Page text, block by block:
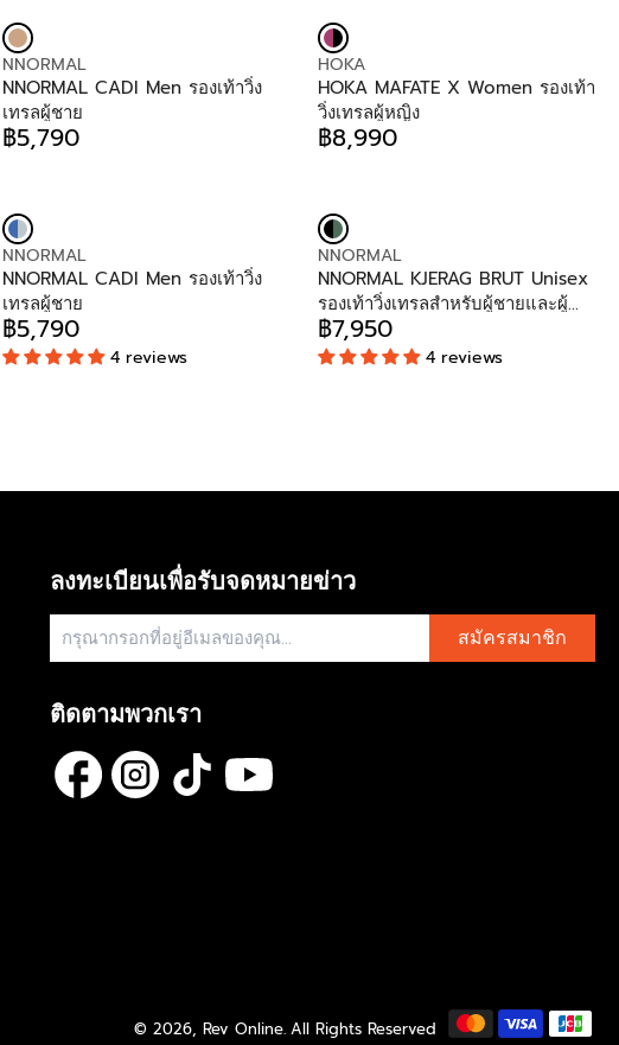
0
0
C
E
฿
6
,
4
C
E
฿
6
,
4
:G
U
L
A
R
P
E
฿
5
,
2
9
0
:G
U
L
A
R
P
E
฿
5
,
2
9
0
V
E
N
D
O
NNORMAL
NNORMAL CADI Men รองเท้าวิ่ง
เทรลผู้ชาย
R
U
L
A
R
P
R
I
C
฿5,790
V
E
N
D
O
HOKA
HOKA MAFATE X Women รองเท้า
วิ่งเทรลผู้หญิง
R
U
L
A
R
P
R
I
C
฿8,990
V
E
N
D
O
R
NNORMAL
NNORMAL CADI Men รองเท้าวิ่ง
เทรลผู้ชาย
R
E
P
฿5,790
4 reviews
V
E
N
D
O
R
NNORMAL
NNORMAL KJERAG BRUT Unisex
รองเท้าวิ่งเทรลสำหรับผู้ชายและผู้
หญิง
R
E
P
E
฿7,950
4 reviews
ลงทะเบียนเพื่อรับจดหมายข่าว
สมัครสมาชิก
ติดตามพวกเรา
© 2026, Rev Online. All Rights Reserved